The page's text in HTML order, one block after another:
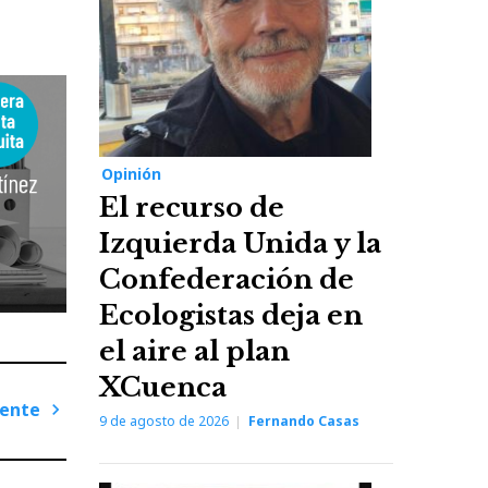
Opinión
El recurso de
Izquierda Unida y la
Confederación de
Ecologistas deja en
el aire al plan
XCuenca
9 de agosto de 2026 Fernando Casas